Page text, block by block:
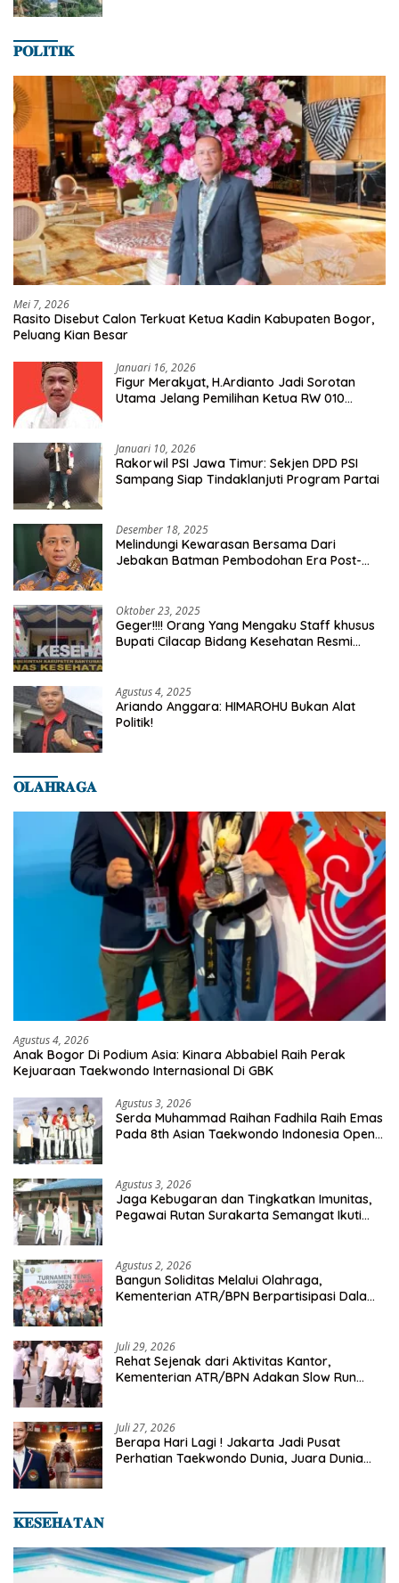
𝐏𝐎𝐋𝐈𝐓𝐈𝐊
Mei 7, 2026
Rasito Disebut Calon Terkuat Ketua Kadin Kabupaten Bogor,
Peluang Kian Besar
Januari 16, 2026
Figur Merakyat, H.Ardianto Jadi Sorotan
Utama Jelang Pemilihan Ketua RW 010
Januari 10, 2026
Rakorwil PSI Jawa Timur: Sekjen DPD PSI
Sampang Siap Tindaklanjuti Program Partai
Desember 18, 2025
Melindungi Kewarasan Bersama Dari
Jebakan Batman Pembodohan Era Post-
Oktober 23, 2025
Geger!!!! Orang Yang Mengaku Staff khusus
Bupati Cilacap Bidang Kesehatan Resmi
Agustus 4, 2025
Ariando Anggara: HIMAROHU Bukan Alat
Politik!
𝐎𝐋𝐀𝐇𝐑𝐀𝐆𝐀
Agustus 4, 2026
Anak Bogor Di Podium Asia: Kinara Abbabiel Raih Perak
Kejuaraan Taekwondo Internasional Di GBK
Agustus 3, 2026
Serda Muhammad Raihan Fadhila Raih Emas
Pada 8th Asian Taekwondo Indonesia Open
Agustus 3, 2026
Jaga Kebugaran dan Tingkatkan Imunitas,
Pegawai Rutan Surakarta Semangat Ikuti
Agustus 2, 2026
Bangun Soliditas Melalui Olahraga,
Kementerian ATR/BPN Berpartisipasi Dalam
Juli 29, 2026
Rehat Sejenak dari Aktivitas Kantor,
Kementerian ATR/BPN Adakan Slow Run
Juli 27, 2026
Berapa Hari Lagi ! Jakarta Jadi Pusat
Perhatian Taekwondo Dunia, Juara Dunia
𝐊𝐄𝐒𝐄𝐇𝐀𝐓𝐀𝐍